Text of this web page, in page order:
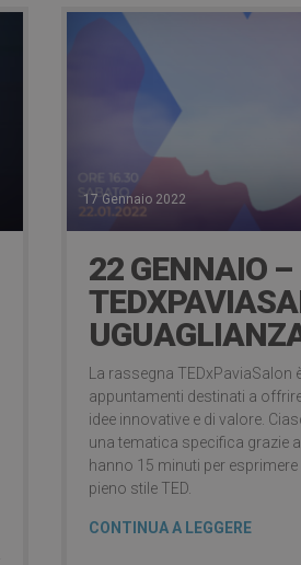
17 Gennaio 2022
22 GENNAIO –
La rassegna TEDxPaviaSalon
appuntamenti destinati a
idee innovative e di valore.
una tematica specifica grazie
hanno 15 minuti per
pieno stile TED.
CONTINUA A LEGGERE